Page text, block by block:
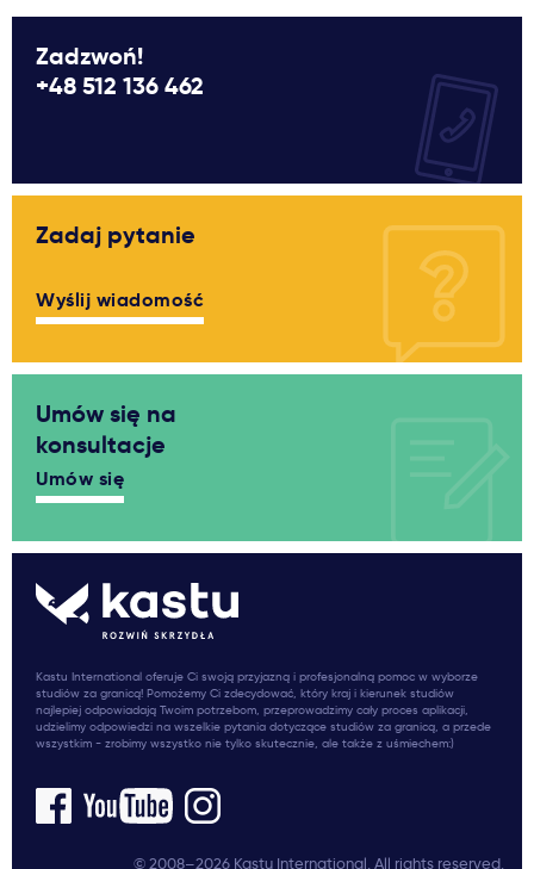
Zadzwoń!
+48 512 136 462
Zadaj pytanie
Wyślij wiadomość
Umów się na
konsultacje
Umów się
Kastu International oferuje Ci swoją przyjazną i profesjonalną pomoc w wyborze
studiów za granicą! Pomożemy Ci zdecydować, który kraj i kierunek studiów
najlepiej odpowiadają Twoim potrzebom, przeprowadzimy cały proces aplikacji,
udzielimy odpowiedzi na wszelkie pytania dotyczące studiów za granicą, a przede
wszystkim - zrobimy wszystko nie tylko skutecznie, ale także z uśmiechem:)
© 2008–2026 Kastu International. All rights reserved.